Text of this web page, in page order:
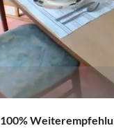
100%